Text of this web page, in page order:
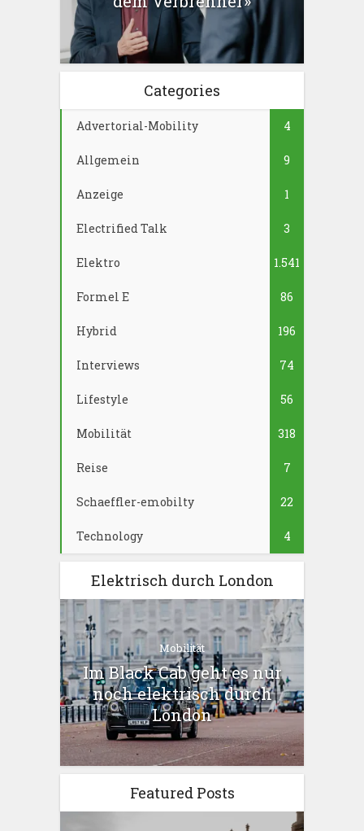
Categories
Advertorial-Mobility 4
Allgemein 9
Anzeige 1
Electrified Talk 3
Elektro 1.541
Formel E 86
Hybrid 196
Interviews 74
Lifestyle 56
Mobilität 318
Reise 7
Schaeffler-emobilty 22
Technology 4
Elektrisch durch London
Mobilität
Im Black Cab geht es nur
noch elektrisch durch
London
Featured Posts